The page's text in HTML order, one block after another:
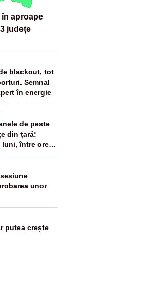
aproape
județe
blackout, tot
Semnal
în energie
de peste
din țară:
între orele
unor
putea crește